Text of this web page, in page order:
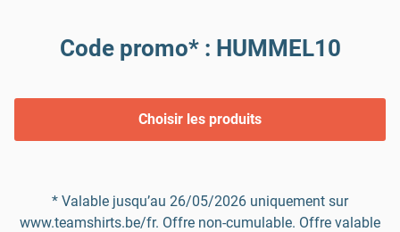
Code promo* : HUMMEL10
Choisir les produits
* Valable jusqu’au 26/05/2026 uniquement sur
www.teamshirts.be/fr. Offre non-cumulable. Offre valable